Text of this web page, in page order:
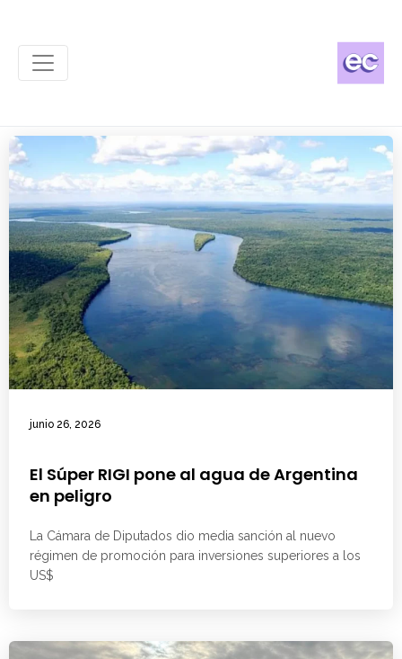
junio 26, 2026
El Súper RIGI pone al agua de Argentina
en peligro
La Cámara de Diputados dio media sanción al nuevo
régimen de promoción para inversiones superiores a los
US$